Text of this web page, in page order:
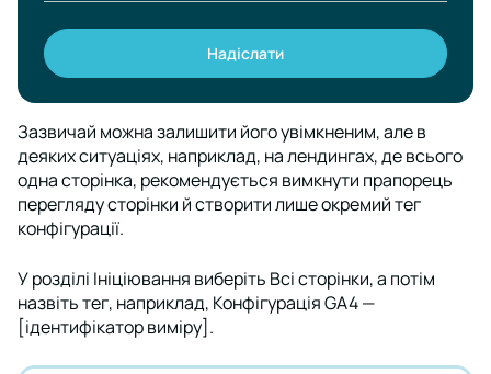
Надіслати
Зазвичай можна залишити його увімкненим, але в
деяких ситуаціях, наприклад, на лендингах, де всього
одна сторінка, рекомендується вимкнути прапорець
перегляду сторінки й створити лише окремий тег
конфігурації.
У розділі Ініціювання виберіть Всі сторінки, а потім
назвіть тег, наприклад, Конфігурація GA4 —
[ідентифікатор виміру].